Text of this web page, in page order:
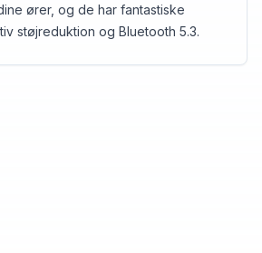
ører, og de har fantastiske
støjreduktion og Bluetooth 5.3.